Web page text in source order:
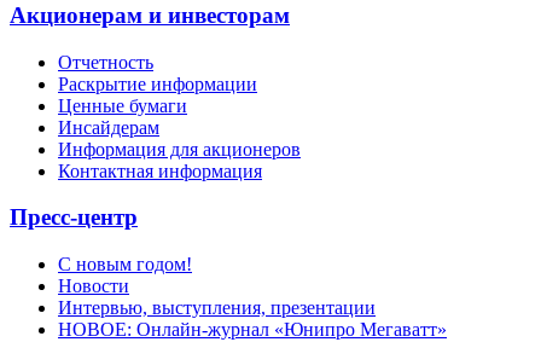
Акционерам и инвесторам
Отчетность
Раскрытие информации
Ценные бумаги
Инсайдерам
Информация для акционеров
Контактная информация
Пресс-центр
С новым годом!
Новости
Интервью, выступления, презентации
НОВОЕ: Онлайн-журнал «Юнипро Мегаватт»